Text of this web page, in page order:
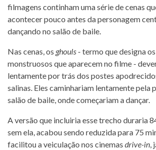
filmagens continham uma série de cenas
acontecer pouco antes da personagem
dançando no salão de baile.
Nas cenas, os ghouls - termo que designa
monstruosos que aparecem no filme -
lentamente por trás dos postes
salinas. Eles caminhariam lentamente pela
salão de baile, onde começariam a dançar.
A versão que incluiria esse trecho duraria
sem ela, acabou sendo reduzida para 75
facilitou a veiculação nos cinemas drive-in,